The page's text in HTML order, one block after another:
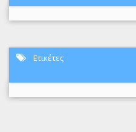
Ετικέτες